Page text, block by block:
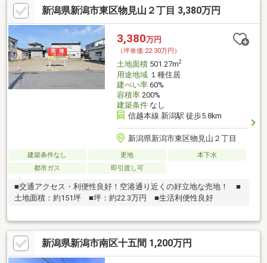
新潟県新潟市東区物見山２丁目 3,380万円
3,380万円
（坪単価:22.30万円）
土地面積501.27m2
用途地域１種住居
建ぺい率60%
容積率200%
建築条件なし
信越本線 新潟駅 徒歩5.8km
新潟県新潟市東区物見山２丁目
建築条件なし 更地
本下水
都市ガス
即引渡し可
■交通アクセス・利便性良好！空港通り近くの好立地な売地！ ■
土地面積：約151坪 ■坪：約22.3万円 ■生活利便性良好
新潟県新潟市南区十五間 1,200万円